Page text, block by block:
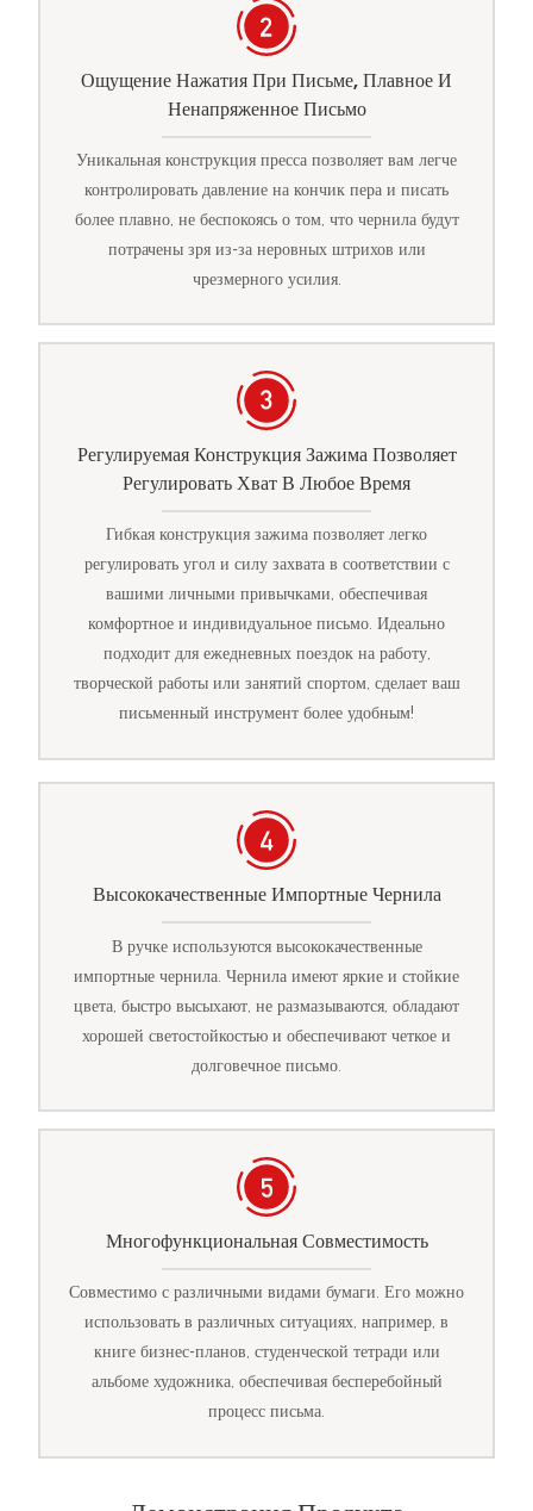
Ощущение Нажатия При Письме, Плавное И
Ненапряженное Письмо
Уникальная конструкция пресса позволяет вам легче
контролировать давление на кончик пера и писать
более плавно, не беспокоясь о том, что чернила будут
потрачены зря из-за неровных штрихов или
чрезмерного усилия.
Регулируемая Конструкция Зажима Позволяет
Регулировать Хват В Любое Время
Гибкая конструкция зажима позволяет легко
регулировать угол и силу захвата в соответствии с
вашими личными привычками, обеспечивая
комфортное и индивидуальное письмо. Идеально
подходит для ежедневных поездок на работу,
творческой работы или занятий спортом, сделает ваш
письменный инструмент более удобным!
Высококачественные Импортные Чернила
В ручке используются высококачественные
импортные чернила. Чернила имеют яркие и стойкие
цвета, быстро высыхают, не размазываются, обладают
хорошей светостойкостью и обеспечивают четкое и
долговечное письмо.
Многофункциональная Совместимость
Совместимо с различными видами бумаги. Его можно
использовать в различных ситуациях, например, в
книге бизнес-планов, студенческой тетради или
альбоме художника, обеспечивая бесперебойный
процесс письма.